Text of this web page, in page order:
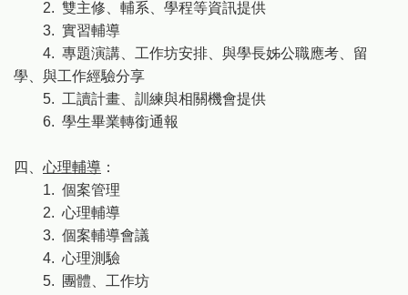
2. 雙主修、輔系、學程等資訊提供
3. 實習輔導
4. 專題演講、工作坊安排、與學長姊公職應考、留
學、與工作經驗分享
5. 工讀計畫、訓練與相關機會提供
6. 學生畢業轉銜通報
四、 心理輔導 ：
1. 個案管理
2. 心理輔導
3. 個案輔導會議
4. 心理測驗
5. 團體、工作坊